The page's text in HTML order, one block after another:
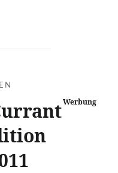
Werbung